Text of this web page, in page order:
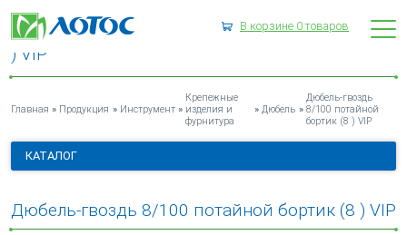
В корзине 0товаров
ДЮБЕЛЬ-ГВОЗДЬ 8/100 ПОТАЙНОЙ БОРТИК (8
) VIP
Главная » Продукция » Инструмент »
Крепежные
изделия и
фурнитура
» Дюбель »
Дюбель-гвоздь
8/100 потайной
бортик (8 ) VIP
КАТАЛОГ
Дюбель-гвоздь 8/100 потайной бортик (8 ) VIP